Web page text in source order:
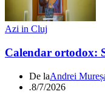
Azi in Cluj
Calendar ortodox:
De laAndrei
.8/7/2026